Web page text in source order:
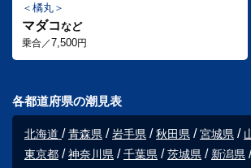
橘丸
マダコなど
乗合／7,500円
各都道府県の潮見表
北海道 青森県 岩手県 秋田県 宮城県
東京都
神奈川県 千葉県 茨城県 新潟県